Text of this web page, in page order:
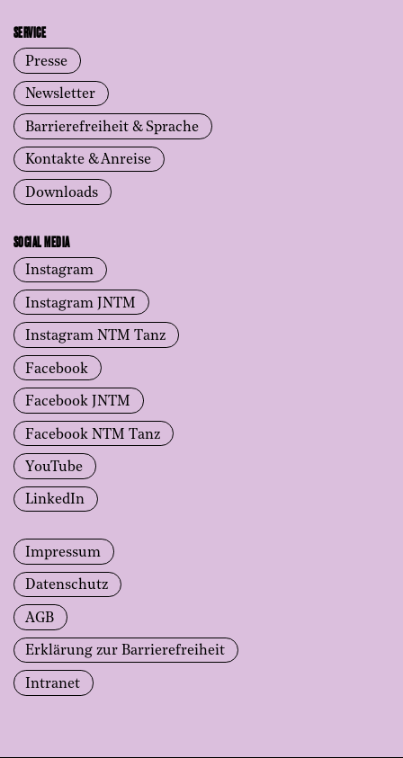
SERVICE
Presse
Newsletter
Barrierefreiheit & Sprache
Kontakte & Anreise
Downloads
SOCIAL MEDIA
Instagram
Instagram JNTM
Instagram NTM Tanz
Facebook
Facebook JNTM
Facebook NTM Tanz
YouTube
LinkedIn
Impressum
Datenschutz
AGB
Erklärung zur Barrierefreiheit
Intranet